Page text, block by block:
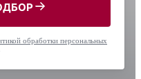
обработки персональных